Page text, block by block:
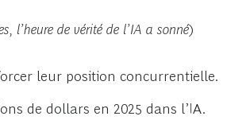
l’heure de vérité de l’IA a sonné)
leur position concurrentielle.
de dollars en 2025 dans l’IA.